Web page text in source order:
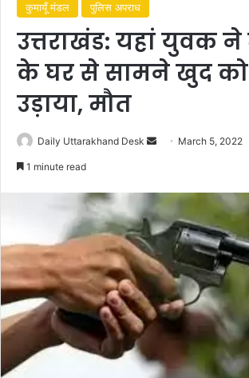
कुमायूँ मंडल पुलिस अपराध
उत्तराखंड: यहां युवक ने
के घर से सामने खुद को
उड़ाया, मौत
Daily Uttarakhand Desk
Send March 5, 2022
1 minute read